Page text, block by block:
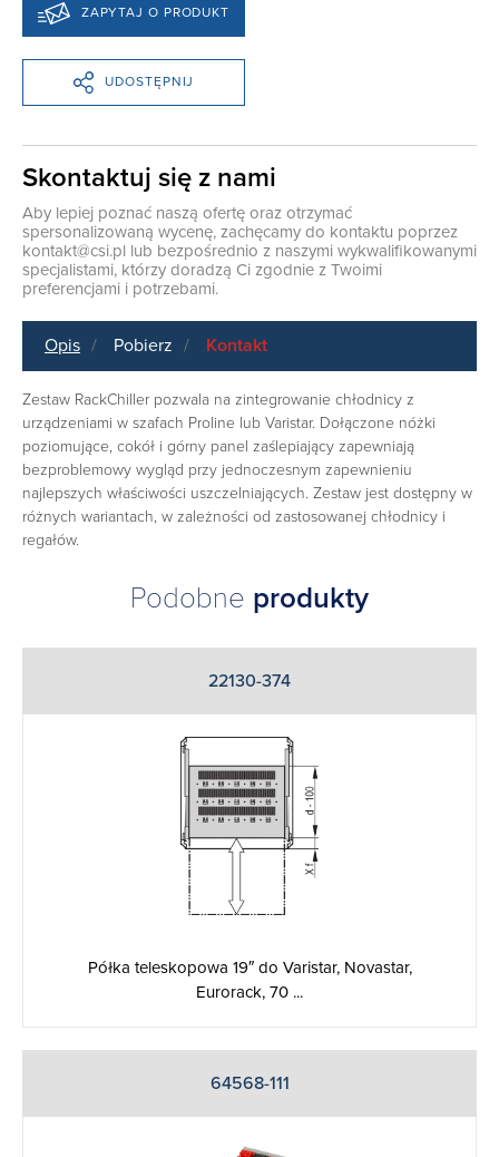
ZAPYTAJ O PRODUKT
UDOSTĘPNIJ
Skontaktuj się z nami
Aby lepiej poznać naszą ofertę oraz otrzymać
spersonalizowaną wycenę, zachęcamy do kontaktu poprzez
kontakt@csi.pl lub bezpośrednio z naszymi wykwalifikowanymi
specjalistami, którzy doradzą Ci zgodnie z Twoimi
preferencjami i potrzebami.
Opis Pobierz Kontakt
Zestaw RackChiller pozwala na zintegrowanie chłodnicy z
urządzeniami w szafach Proline lub Varistar. Dołączone nóżki
poziomujące, cokół i górny panel zaślepiający zapewniają
bezproblemowy wygląd przy jednoczesnym zapewnieniu
najlepszych właściwości uszczelniających. Zestaw jest dostępny w
różnych wariantach, w zależności od zastosowanej chłodnicy i
regałów.
Podobne produkty
22130-374
Półka teleskopowa 19″ do Varistar, Novastar,
Eurorack, 70 ...
64568-111